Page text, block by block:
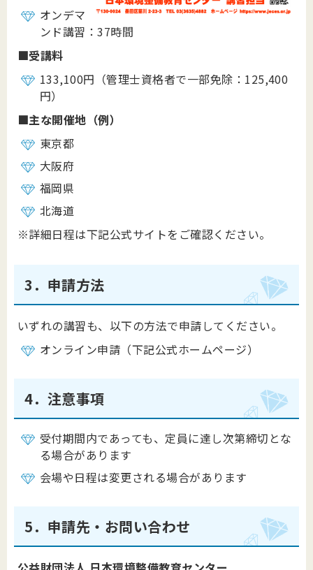
オンデマ
ンド講習：37時間
■受講料
133,100円（管理士資格者で一部免除：125,400
円）
■主な開催地（例）
東京都
大阪府
福岡県
北海道
※詳細日程は下記公式サイトをご確認ください。
3．申請方法
いずれの講習も、以下の方法で申請してください。
オンライン申請（下記公式ホームページ）
4．注意事項
受付期間内であっても、定員に達し次第締切とな
る場合があります
会場や日程は変更される場合があります
5．申請先・お問い合わせ